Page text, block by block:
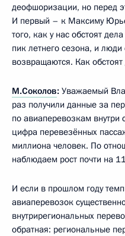
деофшоризации, но перед
И первый – к Максиму
того, как у нас обстоят
пик летнего сезона, и
возвращаются. Как
М.Соколов: Уважаемый
раз получили данные за
по авиаперевозкам
цифра перевезённых
миллиона человек. По
наблюдаем рост почти на
И если в прошлом году
авиаперевозок
внутрирегиональных
обратная: региональные